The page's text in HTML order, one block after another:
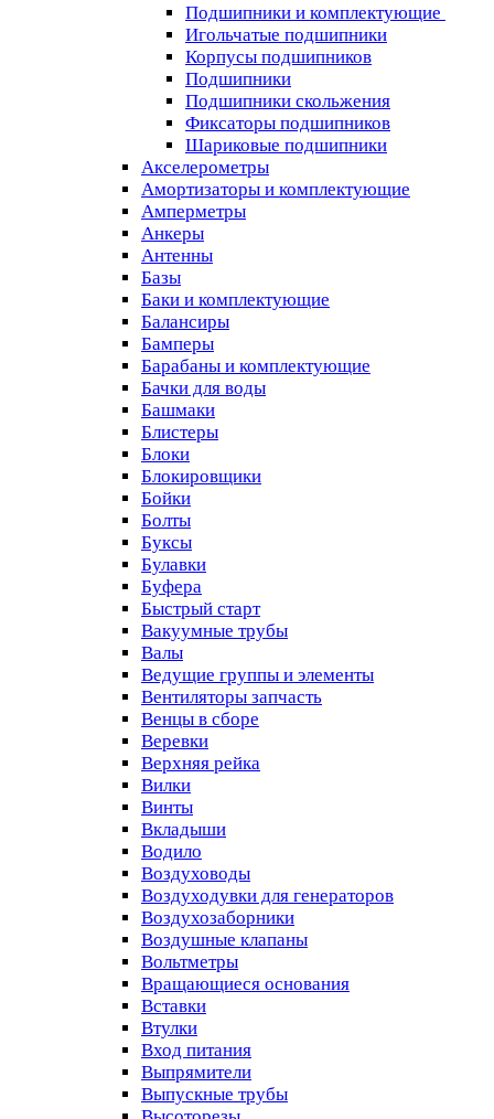
Подшипники и комплектующие
Игольчатые подшипники
Корпусы подшипников
Подшипники
Подшипники скольжения
Фиксаторы подшипников
Шариковые подшипники
Акселерометры
Амортизаторы и комплектующие
Амперметры
Анкеры
Антенны
Базы
Баки и комплектующие
Балансиры
Бамперы
Барабаны и комплектующие
Бачки для воды
Башмаки
Блистеры
Блоки
Блокировщики
Бойки
Болты
Буксы
Булавки
Буфера
Быстрый старт
Вакуумные трубы
Валы
Ведущие группы и элементы
Вентиляторы запчасть
Венцы в сборе
Веревки
Верхняя рейка
Вилки
Винты
Вкладыши
Водило
Воздуховоды
Воздуходувки для генераторов
Воздухозаборники
Воздушные клапаны
Вольтметры
Вращающиеся основания
Вставки
Втулки
Вход питания
Выпрямители
Выпускные трубы